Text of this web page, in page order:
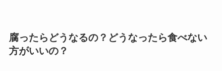
腐ったらどうなるの？どうなったら食べない
方がいいの？